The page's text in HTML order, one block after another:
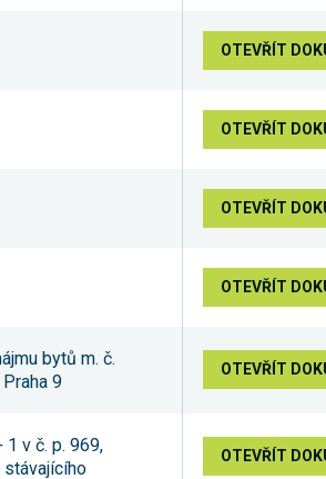
OTEVŘÍT
OTEVŘÍT
OTEVŘÍT
OTEVŘÍT
bytů m. č.
9
OTEVŘÍT
v č. p. 969,
stávajícího
OTEVŘÍT